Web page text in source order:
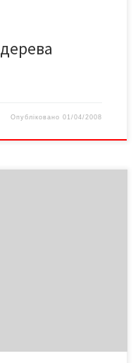
Опубліковано01/04/2008